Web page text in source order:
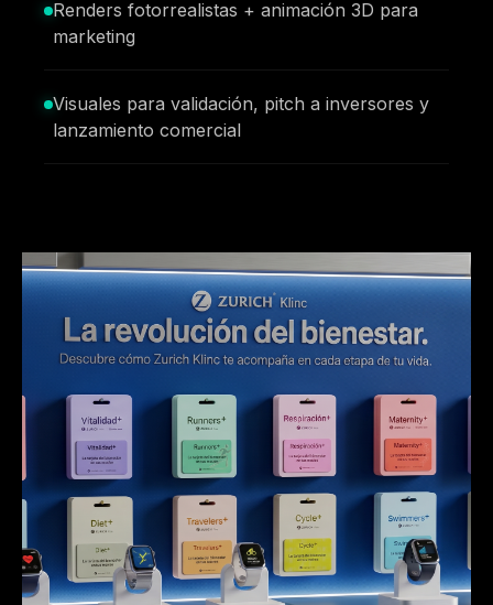
Renders fotorrealistas + animación 3D para
marketing
Visuales para validación, pitch a inversores y
lanzamiento comercial